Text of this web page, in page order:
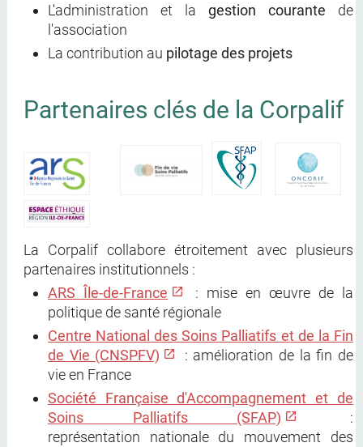
L'administration et la gestion courante de
l'association
La contribution au pilotage des projets
Partenaires clés de la Corpalif
La Corpalif collabore étroitement avec plusieurs
partenaires institutionnels :
ARS Île-de-France
: mise en œuvre de la
politique de santé régionale
Centre National des Soins Palliatifs et de la Fin
de Vie (CNSPFV)
: amélioration de la fin de
vie en France
Société Française d'Accompagnement et de
Soins Palliatifs (SFAP)
:
représentation nationale du mouvement des